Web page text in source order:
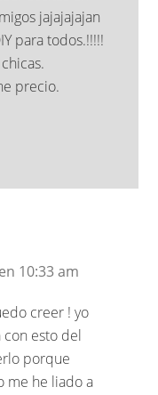
jajajajajan
para todos.!!!!!
precio.
10:33 am
creer ! yo
esto del
porque
me he liado a